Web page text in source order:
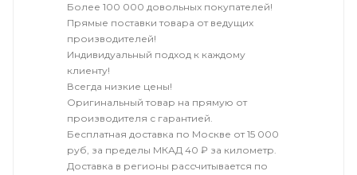
Более 100 000 довольных покупателей!
Прямые поставки товара от ведущих
производителей!
Индивидуальный подход к каждому
клиенту!
Всегда низкие цены!
Оригинальный товар на прямую от
производителя с гарантией.
Бесплатная доставка по Москве от 15 000
руб, за пределы МКАД 40 ₽ за километр.
Доставка в регионы рассчитывается по